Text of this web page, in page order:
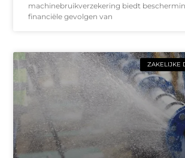
machinebruikverzekering biedt
financiële gevolgen van
ZAKELIJKE